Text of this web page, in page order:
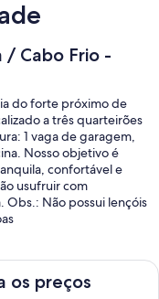
/ Cabo Frio -
do forte próximo de
a três quarteirões
1 vaga de garagem,
Nosso objetivo é
confortável e
usufruir com
Obs.: Não possui lençóis
os preços